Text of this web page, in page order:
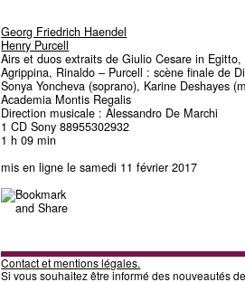
Georg Friedrich Haendel
Henry Purcell
Airs et duos extraits de Giulio Cesare in
Agrippina, Rinaldo – Purcell : scène finale de
Sonya Yoncheva (soprano), Karine Deshayes
Academia Montis Regalis
Direction musicale : Alessandro De Marchi
1 CD Sony 88955302932
1 h 09 min
mis en ligne le samedi 11 février 2017
Contact et mentions légales.
Si vous souhaitez être informé des nouveautés